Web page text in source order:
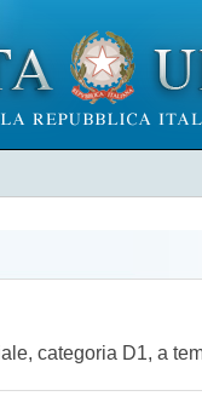
categoria D1, a